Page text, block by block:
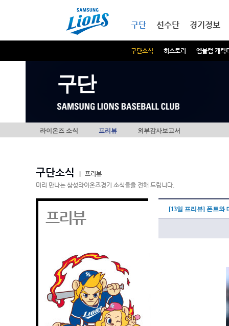
구단
구단소식 히스토리 엠블럼 캐릭
선수단 경기정보
구단
라이온즈 소식 프리뷰 외부감사보고서
구단소식
프리뷰
미리 만나는 삼성라이온즈경기 소식들을 전해 드립니다.
프리뷰 [13일 프리뷰] 폰트와